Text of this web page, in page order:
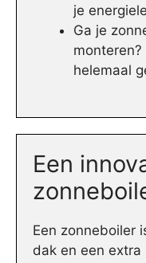
je
Ga je
helemaal
Een
Een zonneboiler
dak en een